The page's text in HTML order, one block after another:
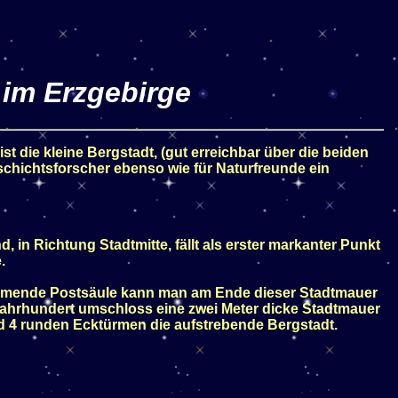
Erzgebirge
die kleine Bergstadt, (gut erreichbar über die beiden
ebenso wie für Naturfreunde ein
in Richtung Stadtmitte, fällt als erster markanter Punkt
Postsäule kann man am Ende dieser Stadtmauer
umschloss eine zwei Meter dicke Stadtmauer
4 runden Ecktürmen die aufstrebende Bergstadt.